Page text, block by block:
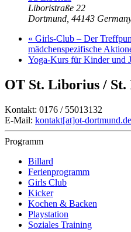
Liboristraße 22
Dortmund 44143
« Girls-Club – Der
mädchenspezifische
Yoga-Kurs für Kinder und
OT St. Liborius /
Kontakt: 0176 / 55013132
E-Mail: kontakt[at]ot-dortmund.de
Programm
Billard
Ferienprogramm
Girls Club
Kicker
Kochen & Backen
Playstation
Soziales Training